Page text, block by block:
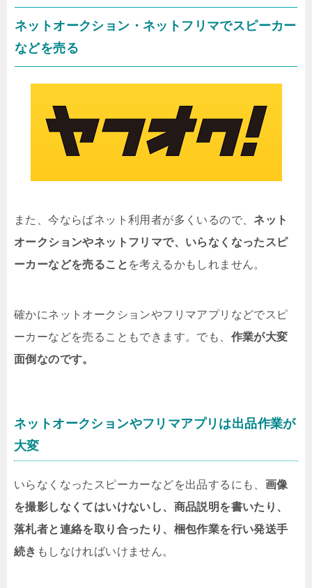
ネットオークション・ネットフリマでスピーカー
などを売る
また、今ならばネット利用者が多くいるので、ネット
オークションやネットフリマで、いらなくなったスピ
ーカーなどを売ること を考えるかもしれません。
確かにネットオークションやフリマアプリなどでスピ
ーカーなどを売ることもできます。でも、 作業が大変
面倒なのです。
ネットオークションやフリマアプリは出品作業が
大変
いらなくなったスピーカーなどを出品するにも、 画像
を撮影しなくてはいけないし、商品説明を書いたり、
落札者と連絡を取り合ったり、梱包作業を行い発送手
続き もしなければいけません。